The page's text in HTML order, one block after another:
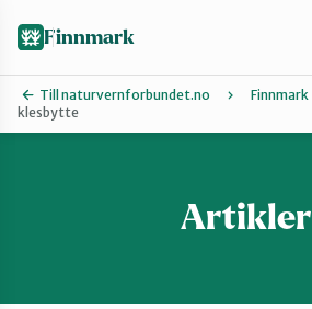
Finnmark
Till naturvernforbundet.no Finnmark
klesbytte
Artikler